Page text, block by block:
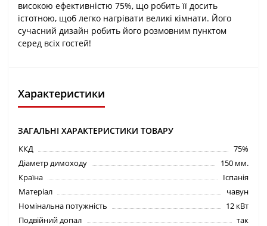
високою ефективністю 75%, що робить її досить
істотною, щоб легко нагрівати великі кімнати. Його
сучасний дизайн робить його розмовним пунктом
серед всіх гостей!
Характеристики
ЗАГАЛЬНІ ХАРАКТЕРИСТИКИ ТОВАРУ
ККД
75%
Діаметр димоходу
150 мм.
Країна
Іспанія
Матеріал
чавун
Номінальна потужність
12 кВт
Подвійний допал
так